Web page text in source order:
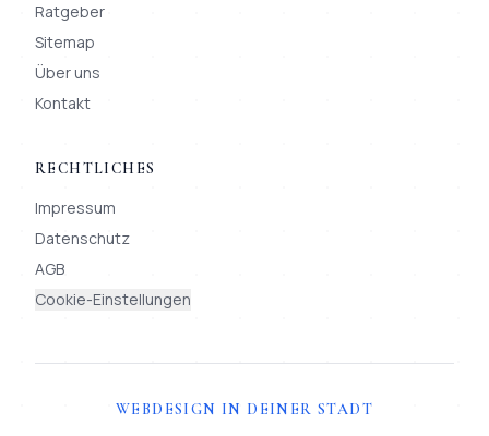
Ratgeber
Sitemap
Über uns
Kontakt
RECHTLICHES
Impressum
Datenschutz
AGB
Cookie-Einstellungen
WEBDESIGN IN DEINER STADT